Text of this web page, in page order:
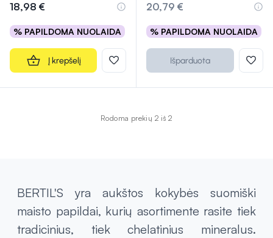
18,98 €
% PAPILDOMA NUOLAIDA
Į krepšelį
20,79 €
% PAPILDOMA NUOLAIDA
Išparduota
Rodoma prekių 2 iš 2
BERTIL'S yra aukštos kokybės suomiški
maisto papildai, kurių asortimente rasite tiek
tradicinius, tiek chelatinius mineralus.